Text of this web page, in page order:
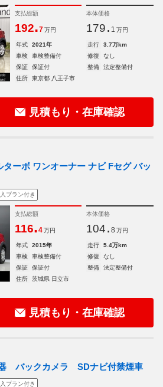
支払総額
192.7 万円
本体価格
179. 1 万円
年式 2021年 走行
3.7万km
車検
車検整備付 修復
なし
保証
保証付 整備
法定整備付
住所
東京都 八王子市
見積もり・在庫確認
ーボ ワンオーナー ナビ Fセグ バッ
プラン付き
支払総額
116.4 万円
本体価格
104. 8 万円
年式 2015年 走行
5.4万km
車検
車検整備付 修復
なし
保証
保証付 整備
法定整備付
住所
茨城県 日立市
見積もり・在庫確認
バックカメラ SDナビ付禁煙車
プラン付き